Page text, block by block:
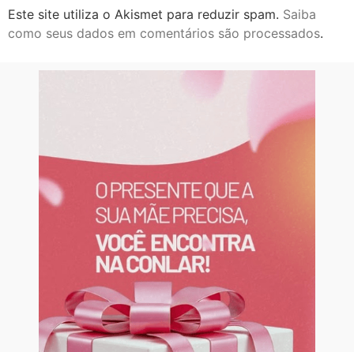
Este site utiliza o Akismet para reduzir spam. Saiba
como seus dados em comentários são processados.